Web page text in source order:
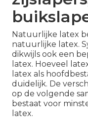
Natuurlijke latex
natuurlijke latex.
dikwijls ook een
latex. Hoeveel
latex als
duidelijk. De
op de volgende
bestaat voor
latex.